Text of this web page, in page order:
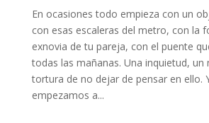
En ocasiones todo empieza con un
con esas escaleras del metro, con la
exnovia de tu pareja, con el puente
todas las mañanas. Una inquietud, un
tortura de no dejar de pensar en ello.
empezamos a...